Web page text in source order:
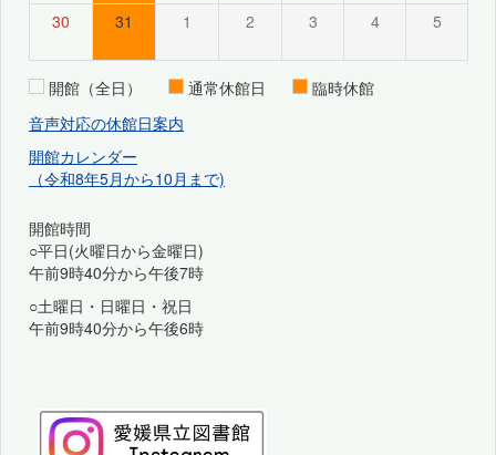
30 31 1 2 3 4 5
開館（全日） 通常休館日
臨時休館
音声対応の休館日案内
開館カレンダー
（令和8年5月から10月まで)
開館時間
○平日(火曜日から金曜日)
午前9時40分から午後7時
○土曜日・日曜日・祝日
午前9時40分から午後6時